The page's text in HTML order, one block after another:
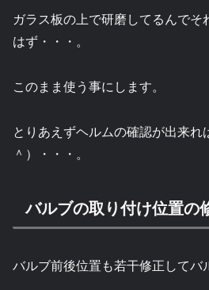
ガラス板の上で研磨してるんでそ
はず・・・。
このまま使う事にします。
とりあえずヘルムの確認が出来
＾）・・・。
バルブの取り付け位置の
バルブ前後位置も若干修正してバ